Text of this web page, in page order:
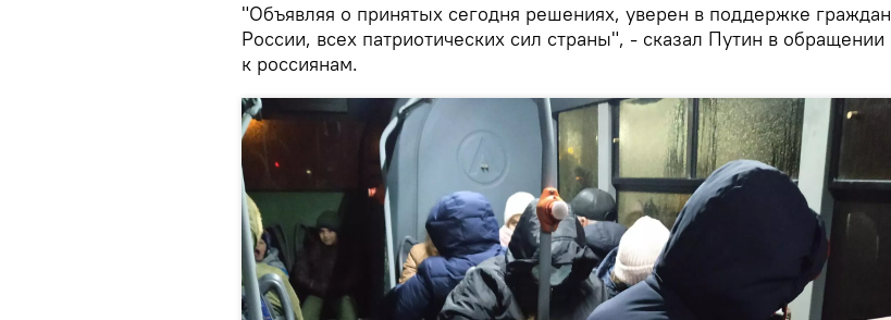
"Объявляя о принятых сегодня решениях, уверен в поддержке граждан
России, всех патриотических сил страны", - сказал Путин в обращении
к россиянам.